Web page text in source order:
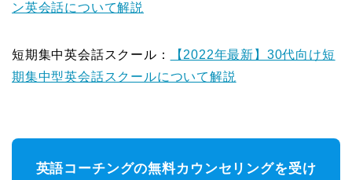
ン英会話について解説
短期集中英会話スクール：
【2022年最新】30代向け短
期集中型英会話スクールについて解説
英語コーチングの無料カウンセリングを受け